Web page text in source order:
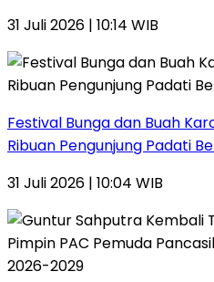
31 Juli 2026 | 10:14 WIB
Festival Bunga dan Buah
Ribuan Pengunjung Padati
31 Juli 2026 | 10:04 WIB